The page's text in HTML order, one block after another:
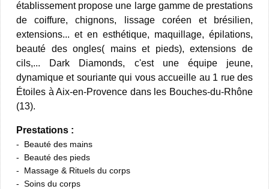
établissement propose une large gamme de prestations
de coiffure, chignons, lissage coréen et brésilien,
extensions... et en esthétique, maquillage, épilations,
beauté des ongles( mains et pieds), extensions de
cils,... Dark Diamonds, c'est une équipe jeune,
dynamique et souriante qui vous accueille au 1 rue des
Étoiles à Aix-en-Provence dans les Bouches-du-Rhône
(13).
Prestations :
Beauté des mains
Beauté des pieds
Massage & Rituels du corps
Soins du corps